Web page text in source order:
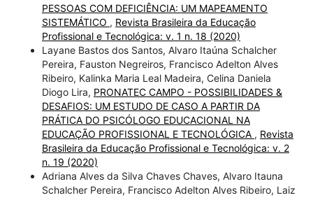
PESSOAS COM DEFICIÊNCIA: UM MAPEAMENTO
SISTEMÁTICO , Revista Brasileira da Educação
Profissional e Tecnológica: v. 1 n. 18 (2020)
Layane Bastos dos Santos, Alvaro Itaúna Schalcher
Pereira, Fauston Negreiros, Francisco Adelton Alves
Ribeiro, Kalinka Maria Leal Madeira, Celina Daniela
Diogo Lira, PRONATEC CAMPO - POSSIBILIDADES &
DESAFIOS: UM ESTUDO DE CASO A PARTIR DA
PRÁTICA DO PSICÓLOGO EDUCACIONAL NA
EDUCAÇÃO PROFISSIONAL E TECNOLÓGICA , Revista
Brasileira da Educação Profissional e Tecnológica: v. 2
n. 19 (2020)
Adriana Alves da Silva Chaves Chaves, Alvaro Itauna
Schalcher Pereira, Francisco Adelton Alves Ribeiro, Laiz